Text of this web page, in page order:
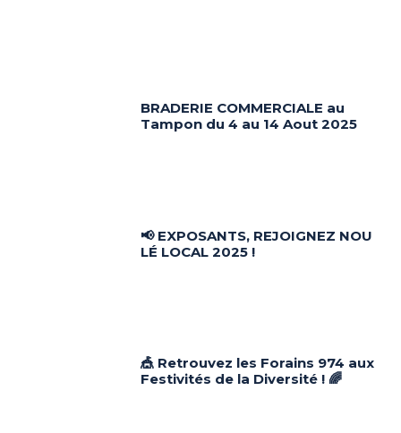
BRADERIE COMMERCIALE au
Tampon du 4 au 14 Aout 2025
📢 EXPOSANTS, REJOIGNEZ NOU
LÉ LOCAL 2025 !
🎪 Retrouvez les Forains 974 aux
Festivités de la Diversité ! 🌈